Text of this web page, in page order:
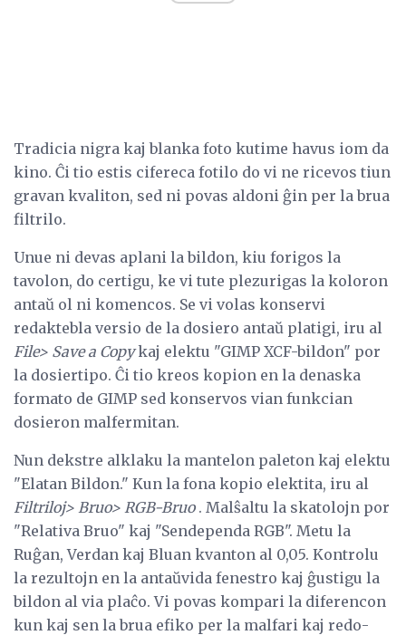
Tradicia nigra kaj blanka foto kutime havus iom da
kino. Ĉi tio estis cifereca fotilo do vi ne ricevos tiun
gravan kvaliton, sed ni povas aldoni ĝin per la brua
filtrilo.
Unue ni devas aplani la bildon, kiu forigos la
tavolon, do certigu, ke vi tute plezurigas la koloron
antaŭ ol ni komencos. Se vi volas konservi
redaktebla versio de la dosiero antaŭ platigi, iru al
File> Save a Copykaj elektu "GIMP XCF-bildon" por
la dosiertipo. Ĉi tio kreos kopion en la denaska
formato de GIMP sed konservos vian funkcian
dosieron malfermitan.
Nun dekstre alklaku la mantelon paleton kaj elektu
"Elatan Bildon." Kun la fona kopio elektita, iru al
Filtriloj> Bruo> RGB-Bruo. Malŝaltu la skatolojn por
"Relativa Bruo" kaj "Sendependa RGB". Metu la
Ruĝan, Verdan kaj Bluan kvanton al 0,05. Kontrolu
la rezultojn en la antaŭvida fenestro kaj ĝustigu la
bildon al via plaĉo. Vi povas kompari la diferencon
kun kaj sen la brua efiko per la malfari kaj redo-